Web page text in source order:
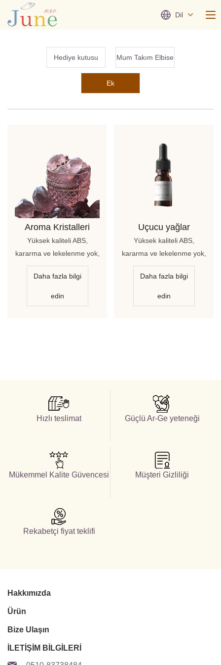
Dil
Hediye kutusu Mum Takım Elbise
Ek
Aroma Kristalleri
Yüksek kaliteli ABS,
kararma ve lekelenme yok,
zarif ve güzel
Daha fazla bilgi
edin
Uçucu yağlar
Yüksek kaliteli ABS,
kararma ve lekelenme yok,
zarif ve güzel
Daha fazla bilgi
edin
Hızlı teslimat Güçlü Ar-Ge yeteneği
Mükemmel Kalite Güvencesi Müşteri Gizliliği
Rekabetçi fiyat teklifi
Hakkımızda
Ürün
Bize Ulaşın
İLETİŞİM BİLGİLERİ